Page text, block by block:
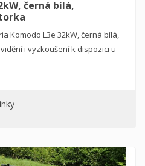
černá bílá,
Komodo L3e 32kW, černá bílá,
i vyzkoušení k dispozici u